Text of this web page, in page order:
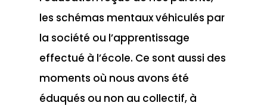
les schémas mentaux véhiculés par
la société ou l’apprentissage
effectué à l’école. Ce sont aussi des
moments où nous avons été
éduqués ou non au collectif, à